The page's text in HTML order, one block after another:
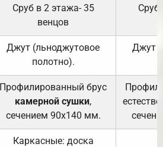
Сруб в 2 этажа- 35
венцов
Сруб
Джут (льноджутовое
полотно).
Джут
Профилированный брус
камерной сушки,
сечением 90х140 мм.
Каркасные: доска